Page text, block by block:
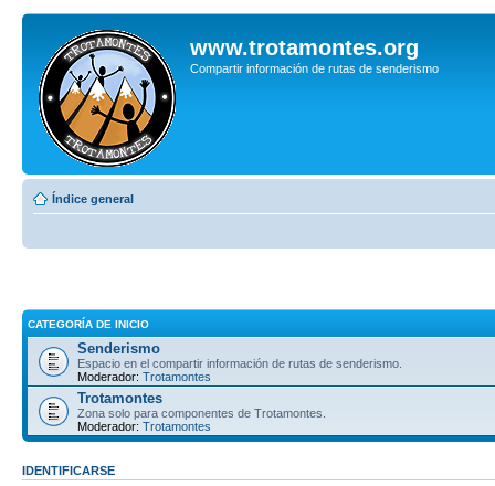
www.trotamontes.org
Compartir información de rutas de senderismo
Índice general
CATEGORÍA DE INICIO
Senderismo
Espacio en el compartir información de rutas de senderismo.
Moderador: Trotamontes
Trotamontes
Zona solo para componentes de Trotamontes.
Moderador: Trotamontes
IDENTIFICARSE